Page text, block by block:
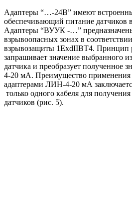
Адаптеры “…-24В” имеют
обеспечивающий питание
Адаптеры “ВУУК -…”
взрывоопасных зонах в
взрывозащиты 1ExdIIBT4. Принцип
запрашивает значение выбранного
датчика и преобразует полученное
4-20 мА. Преимущество
адаптерами ЛИН-4-20 мА
только одного кабеля для
датчиков (рис. 5).